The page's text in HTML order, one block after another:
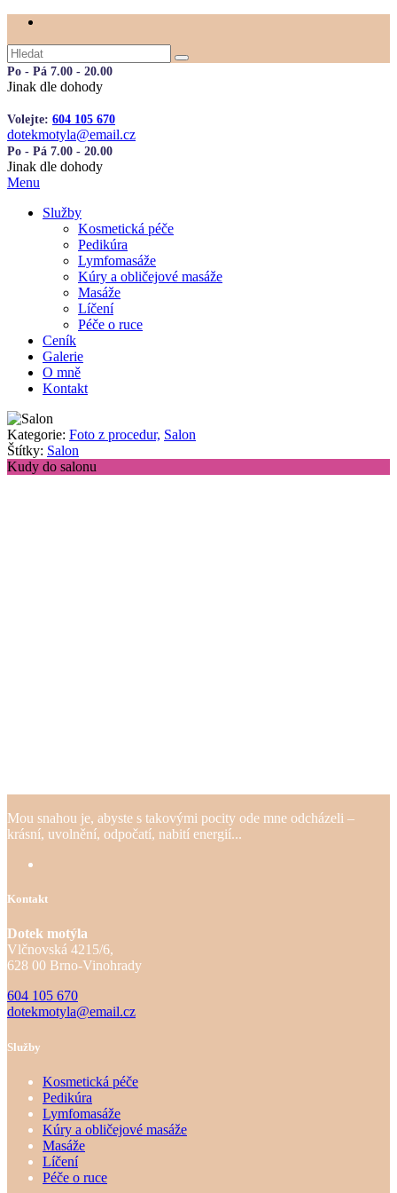
Po - Pá 7.00 - 20.00
Jinak dle dohody
Volejte: 604 105 670
dotekmotyla@email.cz
Po - Pá 7.00 - 20.00
Jinak dle dohody
Menu
Služby
Kosmetická péče
Pedikúra
Lymfomasáže
Kúry a obličejové masáže
Masáže
Líčení
Péče o ruce
Ceník
Galerie
O mně
Kontakt
Kategorie: Foto z procedur, Salon
Štítky: Salon
Kudy do salonu
Mou snahou je, abyste s takovými pocity ode mne odcházeli –
krásní, uvolnění, odpočatí, nabití energií...
Kontakt
Dotek motýla
Vlčnovská 4215/6,
628 00 Brno-Vinohrady
604 105 670
dotekmotyla@email.cz
Služby
Kosmetická péče
Pedikúra
Lymfomasáže
Kúry a obličejové masáže
Masáže
Líčení
Péče o ruce